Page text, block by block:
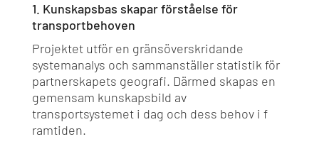
1. Kunskapsbas skapar förståelse för
transportbehoven
Projektet utför en gränsöverskridande
systemanalys och sammanställer statistik för
partnerskapets geografi. Därmed skapas en
gemensam kunskapsbild av
transportsystemet i dag och dess behov i f
ramtiden.